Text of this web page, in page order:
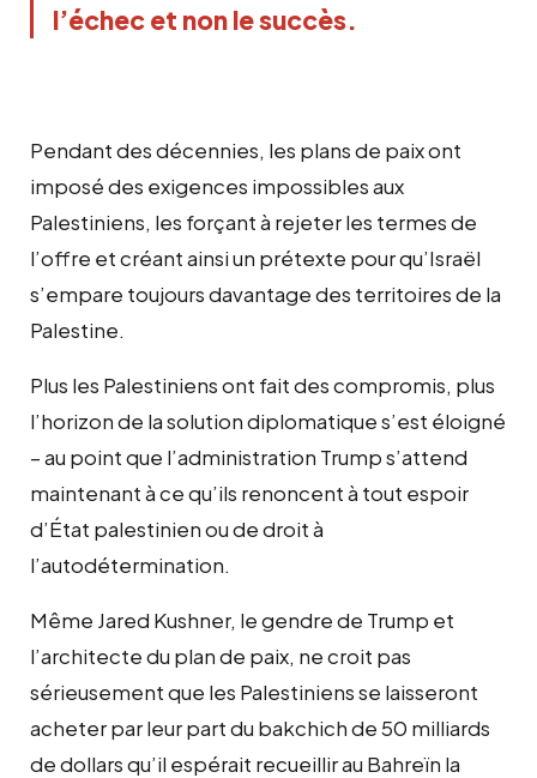
l’échec et non le succès.
Pendant des décennies, les plans de paix ont
imposé des exigences impossibles aux
Palestiniens, les forçant à rejeter les termes de
l’offre et créant ainsi un prétexte pour qu’Israël
s’empare toujours davantage des territoires de la
Palestine.
Plus les Palestiniens ont fait des compromis, plus
l’horizon de la solution diplomatique s’est éloigné
– au point que l’administration Trump s’attend
maintenant à ce qu’ils renoncent à tout espoir
d’État palestinien ou de droit à
l’autodétermination.
Même Jared Kushner, le gendre de Trump et
l’architecte du plan de paix, ne croit pas
sérieusement que les Palestiniens se laisseront
acheter par leur part du bakchich de 50 milliards
de dollars qu’il espérait recueillir au Bahreïn la